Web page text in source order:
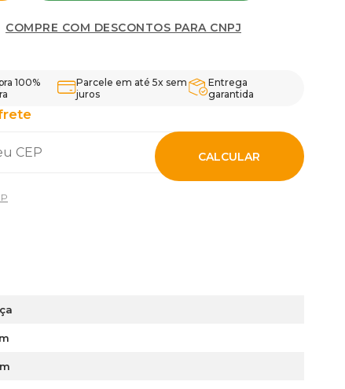
COMPRE COM DESCONTOS PARA CNPJ
CALCULAR
100%
Parcele em até 5x sem
juros
Entrega
garantida